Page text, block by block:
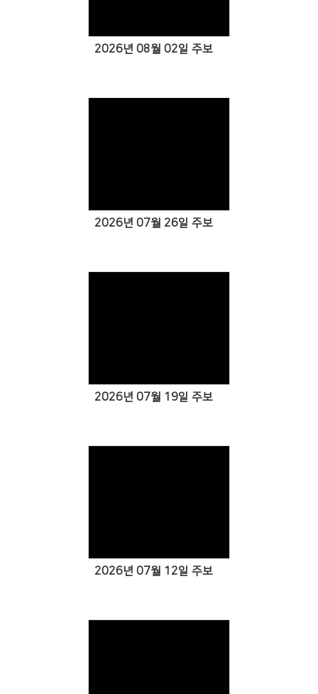
2026년 08월 02일 주보
2026년 07월 26일 주보
2026년 07월 19일 주보
2026년 07월 12일 주보